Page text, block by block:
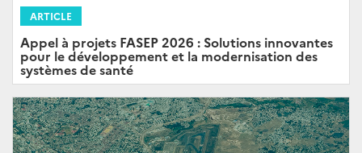
ARTICLE
Appel à projets FASEP 2026 : Solutions innovantes
pour le développement et la modernisation des
systèmes de santé